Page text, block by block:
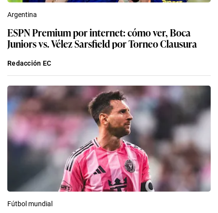
Argentina
ESPN Premium por internet: cómo ver, Boca
Juniors vs. Vélez Sarsfield por Torneo Clausura
Redacción EC
Fútbol mundial